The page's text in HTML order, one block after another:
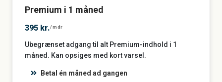
Premium i 1 måned
395 kr./mdr
Ubegrænset adgang til alt Premium-indhold i 1
måned. Kan opsiges med kort varsel.
Betal én måned ad gangen